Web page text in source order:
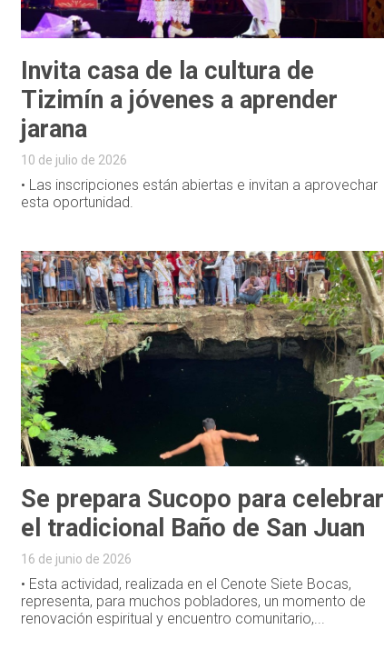
Invita casa de la cultura de
Tizimín a jóvenes a aprender
jarana
10 de julio de 2026
• Las inscripciones están abiertas e invitan a aprovechar
esta oportunidad.
Se prepara Sucopo para celebrar
el tradicional Baño de San Juan
16 de junio de 2026
• Esta actividad, realizada en el Cenote Siete Bocas,
representa, para muchos pobladores, un momento de
renovación espiritual y encuentro comunitario,...